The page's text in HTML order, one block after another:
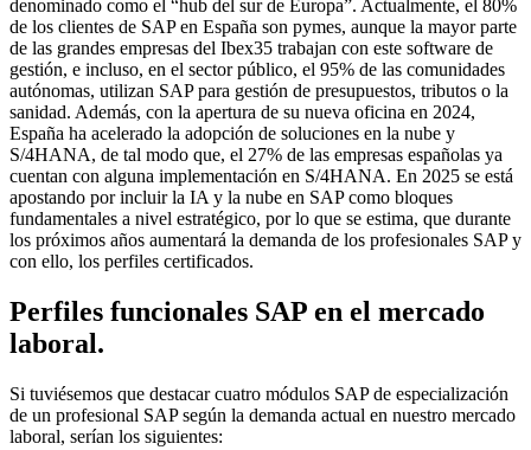
denominado como el “hub del sur de Europa”. Actualmente, el 80%
de los clientes de SAP en España son pymes, aunque la mayor parte
de las grandes empresas del Ibex35 trabajan con este software de
gestión, e incluso, en el sector público, el 95% de las comunidades
autónomas, utilizan SAP para gestión de presupuestos, tributos o la
sanidad. Además, con la apertura de su nueva oficina en 2024,
España ha acelerado la adopción de soluciones en la nube y
S/4HANA, de tal modo que, el 27% de las empresas españolas ya
cuentan con alguna implementación en S/4HANA. En 2025 se está
apostando por incluir la IA y la nube en SAP como bloques
fundamentales a nivel estratégico, por lo que se estima, que durante
los próximos años aumentará la demanda de los profesionales SAP y
con ello, los perfiles certificados.
Perfiles funcionales SAP en el mercado
laboral.
Si tuviésemos que destacar cuatro módulos SAP de especialización
de un profesional SAP según la demanda actual en nuestro mercado
laboral, serían los siguientes: